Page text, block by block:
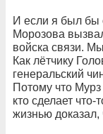
И если я был бы
Морозова
войска связи.
Как лётчику
генеральский
Потому что Мурз
кто сделает что-
жизнью доказал,